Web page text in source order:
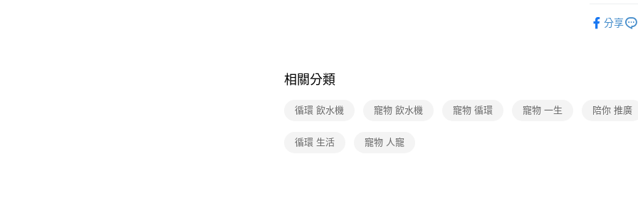
分享
相關分類
循環 飲水機 寵物 飲水機 寵物 循環 寵物 一生 陪你 推廣
循環 生活 寵物 人寵